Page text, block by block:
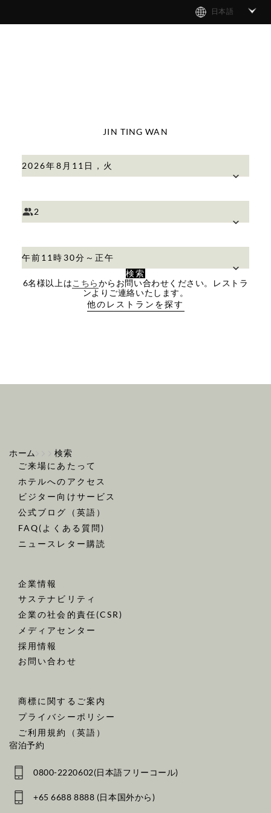
日本語
JIN TING WAN
2026年8月11日，火
2
午前11時30分～正午
検索
6名様以上はこちらからお問い合わせください。レストラ
ンよりご連絡いたします。
他のレストランを探す
ホーム
検索
ご来場にあたって
ホテルへのアクセス
ビジター向けサービス
公式ブログ（英語）
FAQ(よくある質問)
ニュースレター購読
企業情報
サステナビリティ
企業の社会的責任(CSR)
メディアセンター
採用情報
お問い合わせ
商標に関するご案内
プライバシーポリシー
ご利用規約（英語）
宿泊予約
0800-2220602(日本語フリーコール)
+65 6688 8888 (日本国外から)